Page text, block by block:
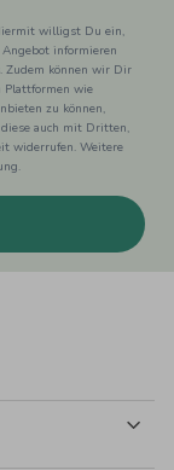
willigst Du ein,
informieren
Zudem können wir Dir
Plattformen wie
zu können,
auch mit Dritten,
widerrufen. Weitere